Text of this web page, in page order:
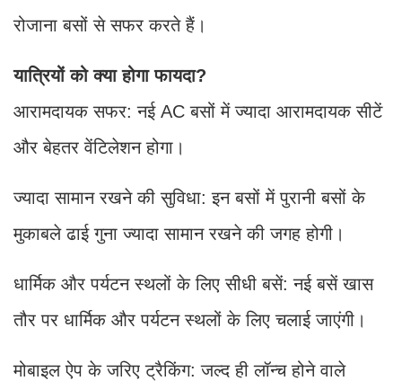
रोजाना बसों से सफर करते हैं।
यात्रियों को क्या होगा फायदा?
आरामदायक सफर: नई AC बसों में ज्यादा आरामदायक सीटें
और बेहतर वेंटिलेशन होगा।
ज्यादा सामान रखने की सुविधा: इन बसों में पुरानी बसों के
मुकाबले ढाई गुना ज्यादा सामान रखने की जगह होगी।
धार्मिक और पर्यटन स्थलों के लिए सीधी बसें: नई बसें खास
तौर पर धार्मिक और पर्यटन स्थलों के लिए चलाई जाएंगी।
मोबाइल ऐप के जरिए ट्रैकिंग: जल्द ही लॉन्च होने वाले